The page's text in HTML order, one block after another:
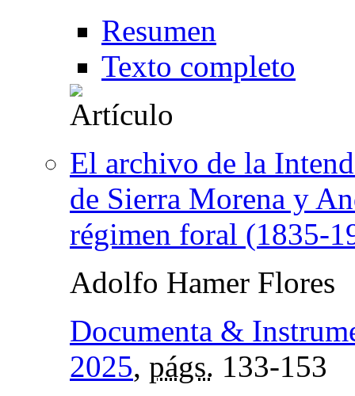
Resumen
Texto completo
El archivo de la
de Sierra Morena y
régimen foral (1835-
Adolfo Hamer Flores
Documenta &
2025, págs. 133-153